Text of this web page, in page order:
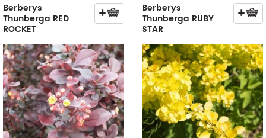
Berberys
Thunberga RED
ROCKET
Berberys
Thunberga RUBY
STAR